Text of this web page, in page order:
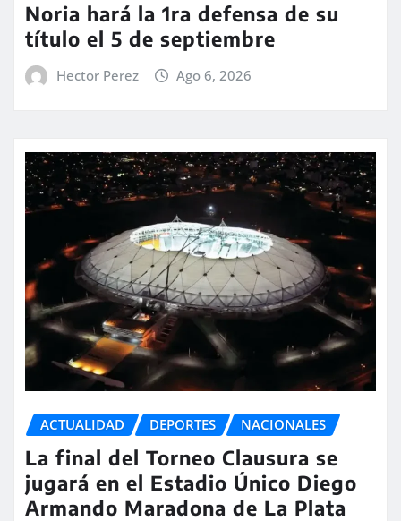
Noria hará la 1ra defensa de su
título el 5 de septiembre
Hector Perez Ago 6, 2026
ACTUALIDAD DEPORTES NACIONALES
La final del Torneo Clausura se
jugará en el Estadio Único Diego
Armando Maradona de La Plata